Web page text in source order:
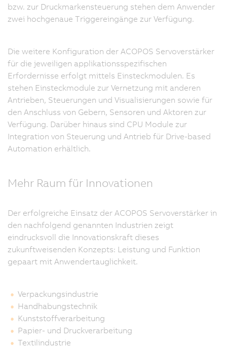
bzw. zur Druckmarkensteuerung stehen dem Anwender
zwei hochgenaue Triggereingänge zur Verfügung.
Die weitere Konfiguration der ACOPOS Servoverstärker
für die jeweiligen applikationsspezifischen
Erfordernisse erfolgt mittels Einsteckmodulen. Es
stehen Einsteckmodule zur Vernetzung mit anderen
Antrieben, Steuerungen und Visualisierungen sowie für
den Anschluss von Gebern, Sensoren und Aktoren zur
Verfügung. Darüber hinaus sind CPU Module zur
Integration von Steuerung und Antrieb für Drive-based
Automation erhältlich.
Mehr Raum für Innovationen
Der erfolgreiche Einsatz der ACOPOS Servoverstärker in
den nachfolgend genannten Industrien zeigt
eindrucksvoll die Innovationskraft dieses
zukunftweisenden Konzepts: Leistung und Funktion
gepaart mit Anwendertauglichkeit.
Verpackungsindustrie
Handhabungstechnik
Kunststoffverarbeitung
Papier- und Druckverarbeitung
Textilindustrie